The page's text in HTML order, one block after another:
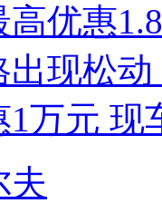
高优惠
现松
万元 现
夫